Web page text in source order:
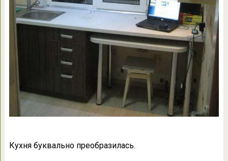
Кухня буквально преобразилась.